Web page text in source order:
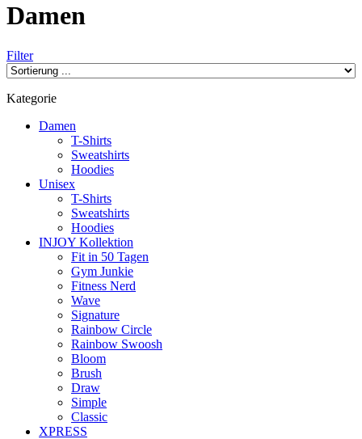
Damen
Filter
Kategorie
Damen
T-Shirts
Sweatshirts
Hoodies
Unisex
T-Shirts
Sweatshirts
Hoodies
INJOY Kollektion
Fit in 50 Tagen
Gym Junkie
Fitness Nerd
Wave
Signature
Rainbow Circle
Rainbow Swoosh
Bloom
Brush
Draw
Simple
Classic
XPRESS